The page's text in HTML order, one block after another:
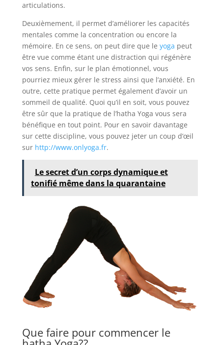
articulations.
Deuxièmement, il permet d’améliorer les capacités
mentales comme la concentration ou encore la
mémoire. En ce sens, on peut dire que le yoga peut
être vue comme étant une distraction qui régénère
vos sens. Enfin, sur le plan émotionnel, vous
pourriez mieux gérer le stress ainsi que l’anxiété. En
outre, cette pratique permet également d’avoir un
sommeil de qualité. Quoi qu’il en soit, vous pouvez
être sûr que la pratique de l’hatha Yoga vous sera
bénéfique en tout point. Pour en savoir davantage
sur cette discipline, vous pouvez jeter un coup d’œil
sur http://www.onlyoga.fr.
Le secret d’un corps dynamique et
tonifié même dans la quarantaine
Que faire pour commencer le